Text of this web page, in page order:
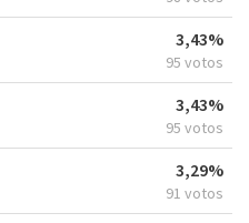
3,43%
95 votos
3,43%
95 votos
3,29%
91 votos